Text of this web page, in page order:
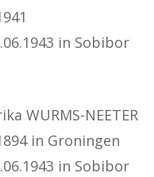
in Sobibor
WURMS-NEETER
in Groningen
in Sobibor